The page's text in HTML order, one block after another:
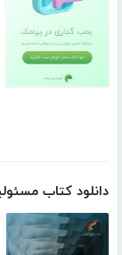
دانلود کتاب